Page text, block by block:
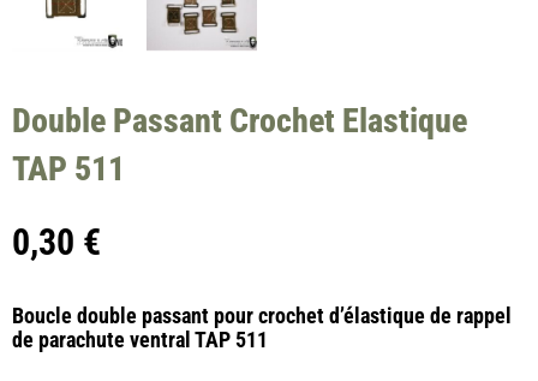
Double Passant Crochet Elastique
TAP 511
0,30 €
Boucle double passant pour crochet d’élastique de rappel
de parachute ventral TAP 511